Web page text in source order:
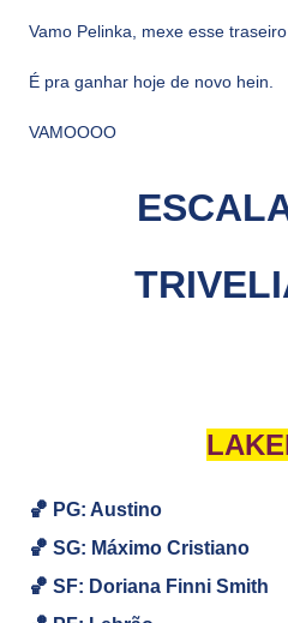
Vamo Pelinka, mexe esse
É pra ganhar hoje de novo hein.
VAMOOOO
🏀 PG: Austino
🏀 SG: Máximo Cristiano
🏀 SF: Doriana Finni Smith